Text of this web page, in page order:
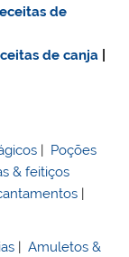
de
de canja
| Poções
& feitiços
|
|Amuletos &